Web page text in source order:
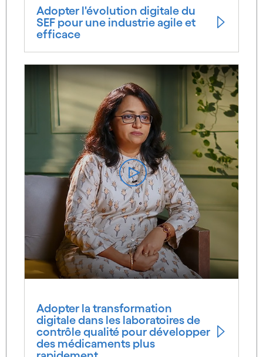
Adopter l'évolution digitale du
SEF pour une industrie agile et
efficace
Adopter la transformation
digitale dans les laboratoires de
contrôle qualité pour développer
des médicaments plus